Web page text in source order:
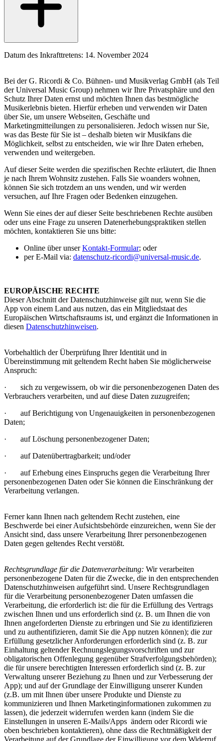
Datum des Inkrafttretens: 14. November 2024
Bei der G. Ricordi & Co. Bühnen- und Musikverlag GmbH (als Teil
der Universal Music Group) nehmen wir Ihre Privatsphäre und den
Schutz Ihrer Daten ernst und möchten Ihnen das bestmögliche
Musikerlebnis bieten. Hierfür erheben und verwenden wir Daten
über Sie, um unsere Webseiten, Geschäfte und
Marketingmitteilungen zu personalisieren. Jedoch wissen nur Sie,
was das Beste für Sie ist – deshalb bieten wir Musikfans die
Möglichkeit, selbst zu entscheiden, wie wir Ihre Daten erheben,
verwenden und weitergeben.
Auf dieser Seite werden die spezifischen Rechte erläutert, die Ihnen
je nach Ihrem Wohnsitz zustehen. Falls Sie woanders wohnen,
können Sie sich trotzdem an uns wenden, und wir werden
versuchen, auf Ihre Fragen oder Bedenken einzugehen.
Wenn Sie eines der auf dieser Seite beschriebenen Rechte ausüben
oder uns eine Frage zu unseren Datenerhebungspraktiken stellen
möchten, kontaktieren Sie uns bitte:
Online über unserKontakt-Formular; oder
per E-Mail via: datenschutz-ricordi@universal-music.de.
EUROPÄISCHE RECHTE
Dieser Abschnitt der Datenschutzhinweise gilt nur, wenn Sie die
App von einem Land aus nutzen, das ein Mitgliedstaat des
Europäischen Wirtschaftsraums ist, und ergänzt die Informationen in
diesen Datenschutzhinweisen.
Vorbehaltlich der Überprüfung Ihrer Identität und in
Übereinstimmung mit geltendem Recht haben Sie möglicherweise
Anspruch:
· sich zu vergewissern, ob wir die personenbezogenen Daten des
Verbrauchers verarbeiten, und auf diese Daten zuzugreifen;
· auf Berichtigung von Ungenauigkeiten in personenbezogenen
Daten;
· auf Löschung personenbezogener Daten;
· auf Datenübertragbarkeit; und/oder
· auf Erhebung eines Einspruchs gegen die Verarbeitung Ihrer
personenbezogenen Daten oder Sie können die Einschränkung der
Verarbeitung verlangen.
Ferner kann Ihnen nach geltendem Recht zustehen, eine
Beschwerde bei einer Aufsichtsbehörde einzureichen, wenn Sie der
Ansicht sind, dass unsere Verarbeitung Ihrer personenbezogenen
Daten gegen geltendes Recht verstößt.
Rechtsgrundlage für die Datenverarbeitung: Wir verarbeiten
personenbezogene Daten für die Zwecke, die in den entsprechenden
Datenschutzhinweisen aufgeführt sind. Unsere Rechtsgrundlagen
für die Verarbeitung personenbezogener Daten umfassen die
Verarbeitung, die erforderlich ist: die für die Erfüllung des Vertrags
zwischen Ihnen und uns erforderlich sind (z. B. um Ihnen die von
Ihnen angeforderten Dienste zu erbringen und Sie zu identifizieren
und zu authentifizieren, damit Sie die App nutzen können); die zur
Erfüllung gesetzlicher Anforderungen erforderlich sind (z. B. zur
Einhaltung geltender Rechnungslegungsvorschriften und zur
obligatorischen Offenlegung gegenüber Strafverfolgungsbehörden);
die für unsere berechtigten Interessen erforderlich sind (z. B. zur
Verwaltung unserer Beziehung zu Ihnen und zur Verbesserung der
App); und auf der Grundlage der Einwilligung unserer Kunden
(z.B. um mit Ihnen über unsere Produkte und Dienste zu
kommunizieren und Ihnen Marketinginformationen zukommen zu
lassen), die jederzeit widerrufen werden kann (indem Sie die
Einstellungen in unseren E-Mails/Apps ändern oder Ricordi wie
oben beschrieben kontaktieren), ohne dass die Rechtmäßigkeit der
Verarbeitung auf der Grundlage der Einwilligung vor dem Widerruf